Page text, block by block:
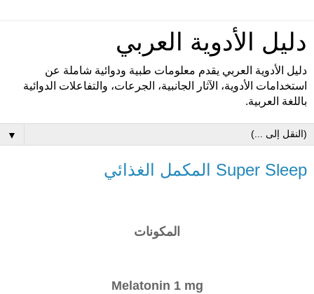
دليل الأدوية العربي
دليل الأدوية العربي يقدم معلومات طبية ودوائية شاملة عن
استخدامات الأدوية، الآثار الجانبية، الجرعات، والتفاعلات الدوائية
باللغة العربية.
▼
Super Sleep المكمل الغذائي
المكونات
Melatonin 1 mg